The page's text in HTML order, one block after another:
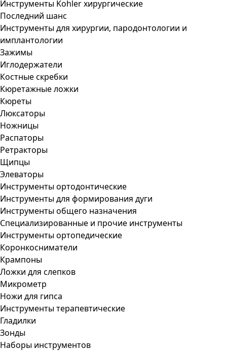
Инструменты Kohler хирургические
Последний шанс
Инструменты для хирургии, пародонтологии и
имплантологии
Зажимы
Иглодержатели
Костные скребки
Кюретажные ложки
Кюреты
Люксаторы
Ножницы
Распаторы
Ретракторы
Щипцы
Элеваторы
Инструменты ортодонтические
Инструменты для формирования дуги
Инструменты общего назначения
Специализированные и прочие инструменты
Инструменты ортопедические
Коронкосниматели
Крампоны
Ложки для слепков
Микрометр
Ножи для гипса
Инструменты терапевтические
Гладилки
Зонды
Наборы инструментов